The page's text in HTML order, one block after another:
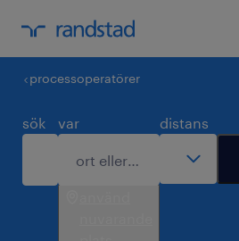
processoperatörer
sök var distans